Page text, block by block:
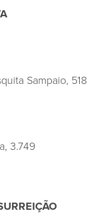
Sampaio, 518
3.749